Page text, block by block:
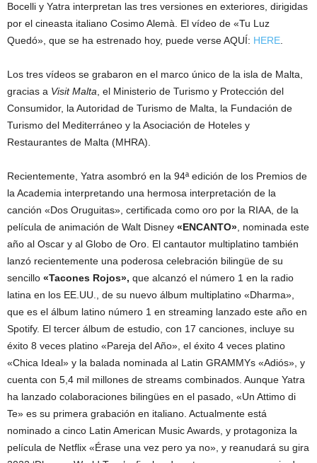
Bocelli y Yatra interpretan las tres versiones en exteriores, dirigidas
por el cineasta italiano Cosimo Alemà. El vídeo de «Tu Luz
Quedó», que se ha estrenado hoy, puede verse AQUÍ: HERE
Los tres vídeos se grabaron en el marco único de la isla de Malta,
gracias a Visit Malta , el Ministerio de Turismo y Protección del
Consumidor, la Autoridad de Turismo de Malta, la Fundación de
Turismo del Mediterráneo y la Asociación de Hoteles y
Restaurantes de Malta (MHRA).
Recientemente, Yatra asombró en la 94ª edición de los Premios de
la Academia interpretando una hermosa interpretación de la
canción «Dos Oruguitas», certificada como oro por la RIAA, de la
película de animación de Walt Disney «ENCANTO» , nominada este
año al Oscar y al Globo de Oro. El cantautor multiplatino también
lanzó recientemente una poderosa celebración bilingüe de su
sencillo «Tacones Rojos», que alcanzó el número 1 en la radio
latina en los EE.UU., de su nuevo álbum multiplatino «Dharma»,
que es el álbum latino número 1 en streaming lanzado este año en
Spotify. El tercer álbum de estudio, con 17 canciones, incluye su
éxito 8 veces platino «Pareja del Año», el éxito 4 veces platino
«Chica Ideal» y la balada nominada al Latin GRAMMYs «Adiós», y
cuenta con 5,4 mil millones de streams combinados. Aunque Yatra
ha lanzado colaboraciones bilingües en el pasado, «Un Attimo di
Te» es su primera grabación en italiano. Actualmente está
nominado a cinco Latin American Music Awards, y protagoniza la
película de Netflix «Érase una vez pero ya no», y reanudará su gira